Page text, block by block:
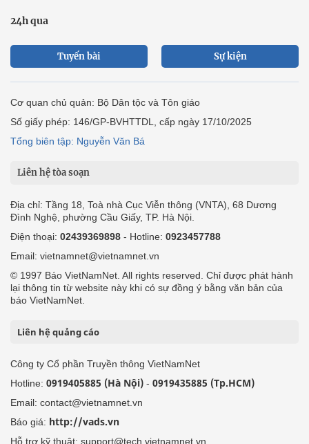
24h qua
Tuyến bài Sự kiện
Cơ quan chủ quản: Bộ Dân tộc và Tôn giáo
Số giấy phép: 146/GP-BVHTTDL, cấp ngày 17/10/2025
Tổng biên tập: Nguyễn Văn Bá
Liên hệ tòa soạn
Địa chỉ: Tầng 18, Toà nhà Cục Viễn thông (VNTA), 68 Dương
Đình Nghệ, phường Cầu Giấy, TP. Hà Nội.
Điện thoại: 02439369898 - Hotline: 0923457788
Email: vietnamnet@vietnamnet.vn
© 1997 Báo VietNamNet. All rights reserved. Chỉ được phát hành
lại thông tin từ website này khi có sự đồng ý bằng văn bản của
báo VietNamNet.
Liên hệ quảng cáo
Công ty Cổ phần Truyền thông VietNamNet
Hotline: 0919405885 (Hà Nội) - 0919435885 (Tp.HCM)
Email: contact@vietnamnet.vn
Báo giá: http://vads.vn
Hỗ trợ kỹ thuật: support@tech.vietnamnet.vn